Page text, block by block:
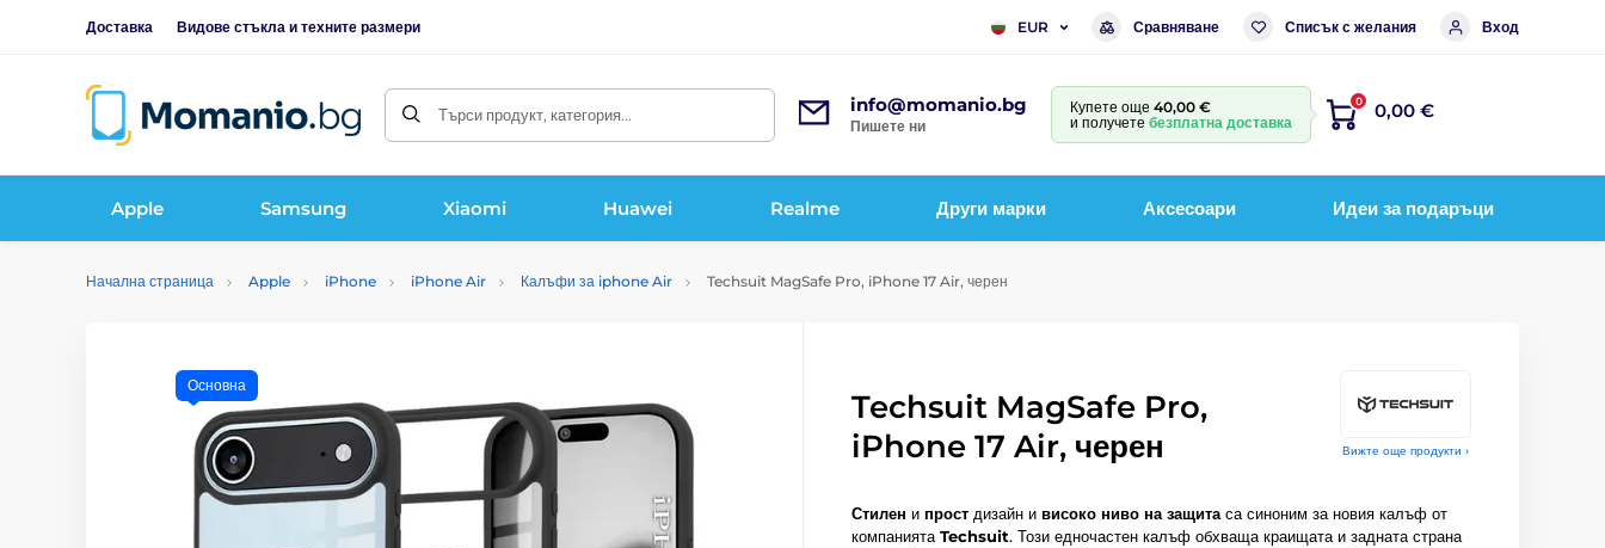
Доставка Видове стъкла и техните размери EUR Сравняване Списък с желания Вход
Търси продукт, категория... info@momanio.bg
Пишете ни
Купете още 40,00 €
и получете безплатна доставка
0 0,00 €
Apple Samsung Xiaomi Huawei Realme Други марки Аксесоари Идеи за подаръци
Начална страница Apple iPhone iPhone Air Калъфи за iphone Air Techsuit MagSafe Pro, iPhone 17 Air, черен
Вижте още продукти ›
Основна
Techsuit MagSafe Pro,
iPhone 17 Air, черен
Стилен и прост дизайн и високо ниво на защита са синоним за новия калъф от
компанията Techsuit. Този едночастен калъф обхваща краищата и задната страна